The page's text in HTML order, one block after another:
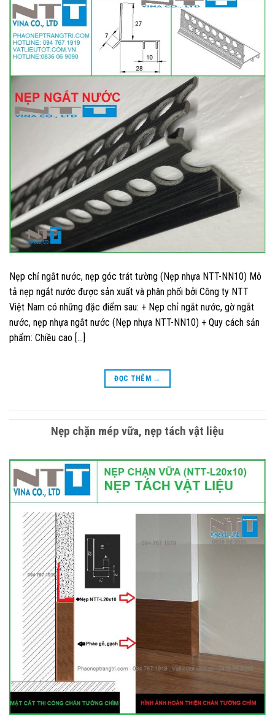
Nẹp chỉ ngắt nước, nẹp góc trát tường (Nẹp nhựa NTT-NN10) Mô
tả nẹp ngắt nước được sản xuất và phân phối bởi Công ty NTT
Việt Nam có những đặc điểm sau: + Nẹp chỉ ngắt nước, gờ ngắt
nước, nẹp nhựa ngắt nước (Nẹp nhựa NTT-NN10) + Quy cách sản
phẩm: Chiều cao […]
ĐỌC THÊM →
Nẹp chặn mép vữa, nẹp tách vật liệu